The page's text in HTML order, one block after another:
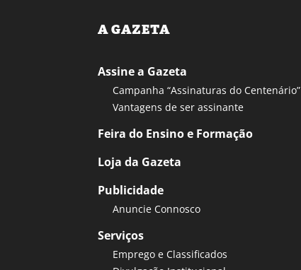
A GAZETA
Assine a Gazeta
Campanha “Assinaturas do Centenário”
Vantagens de ser assinante
Feira do Ensino e Formação
Loja da Gazeta
Publicidade
Anuncie Connosco
Serviços
Emprego e Classificados